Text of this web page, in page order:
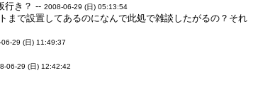
行き？ --2008-06-29 (日) 05:13:54
まで設置してあるのになんで此処で雑談したがるの？それ
06-29 (日) 11:49:37
06-29 (日) 12:42:42